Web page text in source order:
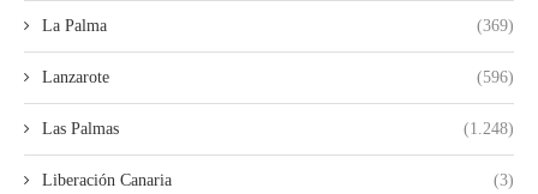
La Palma (369)
Lanzarote (596)
Las Palmas (1.248)
Liberación Canaria (3)